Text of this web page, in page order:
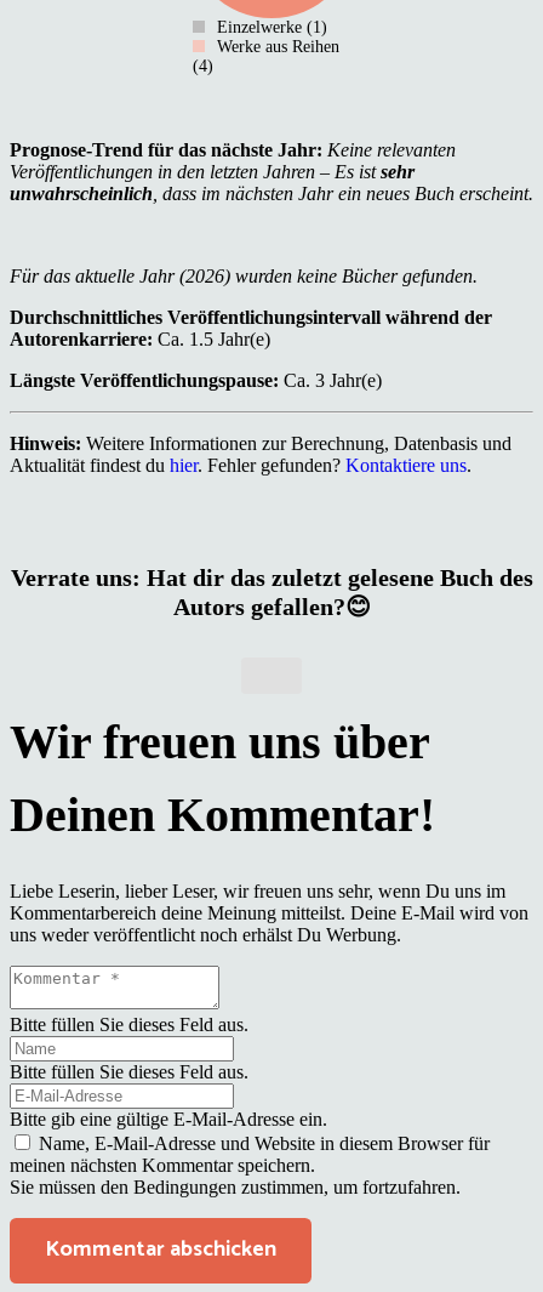
Einzelwerke (1)
Werke aus Reihen
(4)
Prognose-Trend für das nächste Jahr: Keine relevanten
Veröffentlichungen in den letzten Jahren – Es istsehr
unwahrscheinlich , dass im nächsten Jahr ein neues Buch erscheint.
Für das aktuelle Jahr (2026) wurden keine Bücher gefunden.
Durchschnittliches Veröffentlichungsintervall während der
Autorenkarriere: Ca. 1.5 Jahr(e)
Längste Veröffentlichungspause: Ca. 3 Jahr(e)
Hinweis: Weitere Informationen zur Berechnung, Datenbasis und
Aktualität findest du hier. Fehler gefunden? Kontaktiere uns.
Verrate uns: Hat dir das zuletzt gelesene Buch des
Autors gefallen?😊
Liebe Leserin, lieber Leser, wir freuen uns sehr, wenn Du uns im
Kommentarbereich deine Meinung mitteilst. Deine E-Mail wird von
uns weder veröffentlicht noch erhälst Du Werbung.
Bitte füllen Sie dieses Feld aus.
Bitte füllen Sie dieses Feld aus.
Bitte gib eine gültige E-Mail-Adresse ein.
Name, E-Mail-Adresse und Website in diesem Browser für
meinen nächsten Kommentar speichern.
Sie müssen den Bedingungen zustimmen, um fortzufahren.
Kommentar abschicken